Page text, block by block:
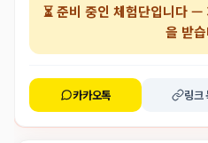
⏳준비 중인 체험단입니다 —
을 받
카카오톡 링크